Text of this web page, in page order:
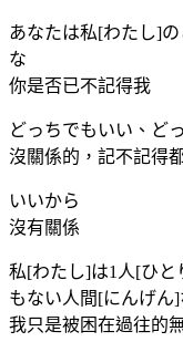
あなたは私[わたし]
な
你是否已不記得我
どっちでもいい、ど
沒關係的，記不記得
いいから
沒有關係
私[わたし]は1人[ひと
もない人間[にんげん]
我只是被困在過往的